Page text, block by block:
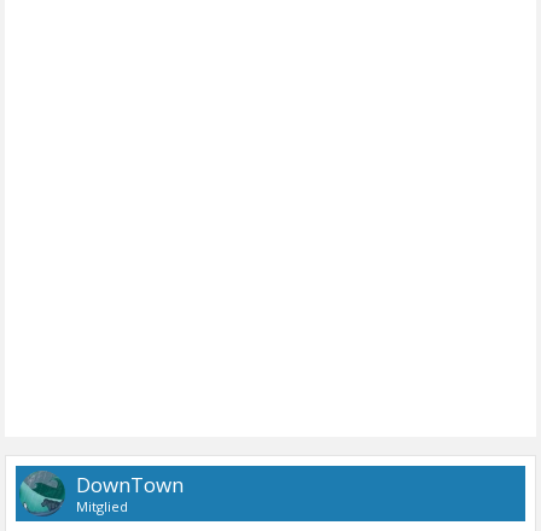
DownTown
Mitglied